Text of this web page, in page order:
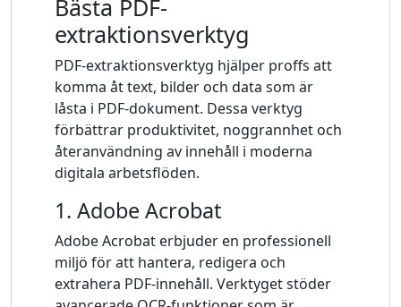
Bästa PDF-
extraktionsverktyg
PDF-extraktionsverktyg hjälper proffs att
komma åt text, bilder och data som är
låsta i PDF-dokument. Dessa verktyg
förbättrar produktivitet, noggrannhet och
återanvändning av innehåll i moderna
digitala arbetsflöden.
1. Adobe Acrobat
Adobe Acrobat erbjuder en professionell
miljö för att hantera, redigera och
extrahera PDF-innehåll. Verktyget stöder